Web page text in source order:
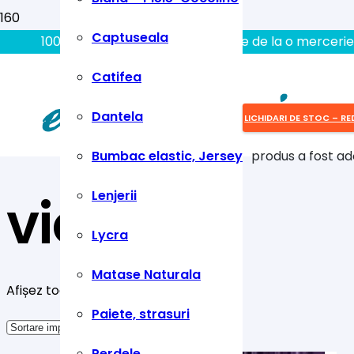
100% aici gasiti tot ce aveti nevoie de la o
Captuseala
Catifea
Dantela
Bumbac elastic, Jersey
Lenjerii
Lycra
Matase Naturala
Paiete, strasuri
LICHIDARI DE STOC –
produsa fost
violet
Afișez toate cele 5 rezultate